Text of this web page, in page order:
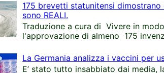
175 brevetti statunitensi
sono REALI.
Traduzione a cura di Vivere in
l'approvazione di almeno 175
La Germania analizza i vaccini per
E’ stato tutto insabbiato dai media,